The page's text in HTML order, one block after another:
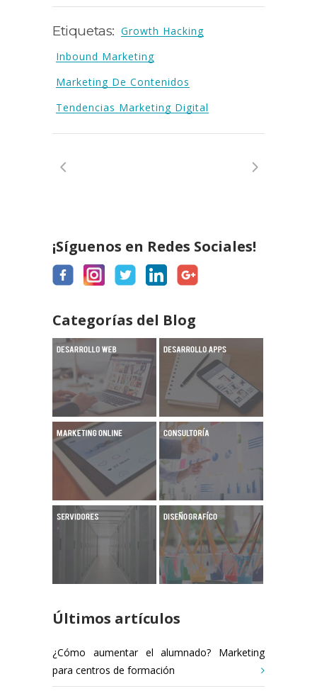
Etiquetas: Growth Hacking
Inbound Marketing
Marketing De Contenidos
Tendencias Marketing Digital
¡Síguenos en Redes Sociales!
Categorías del Blog
Últimos artículos
¿Cómo aumentar el alumnado? Marketing
para centros de formación